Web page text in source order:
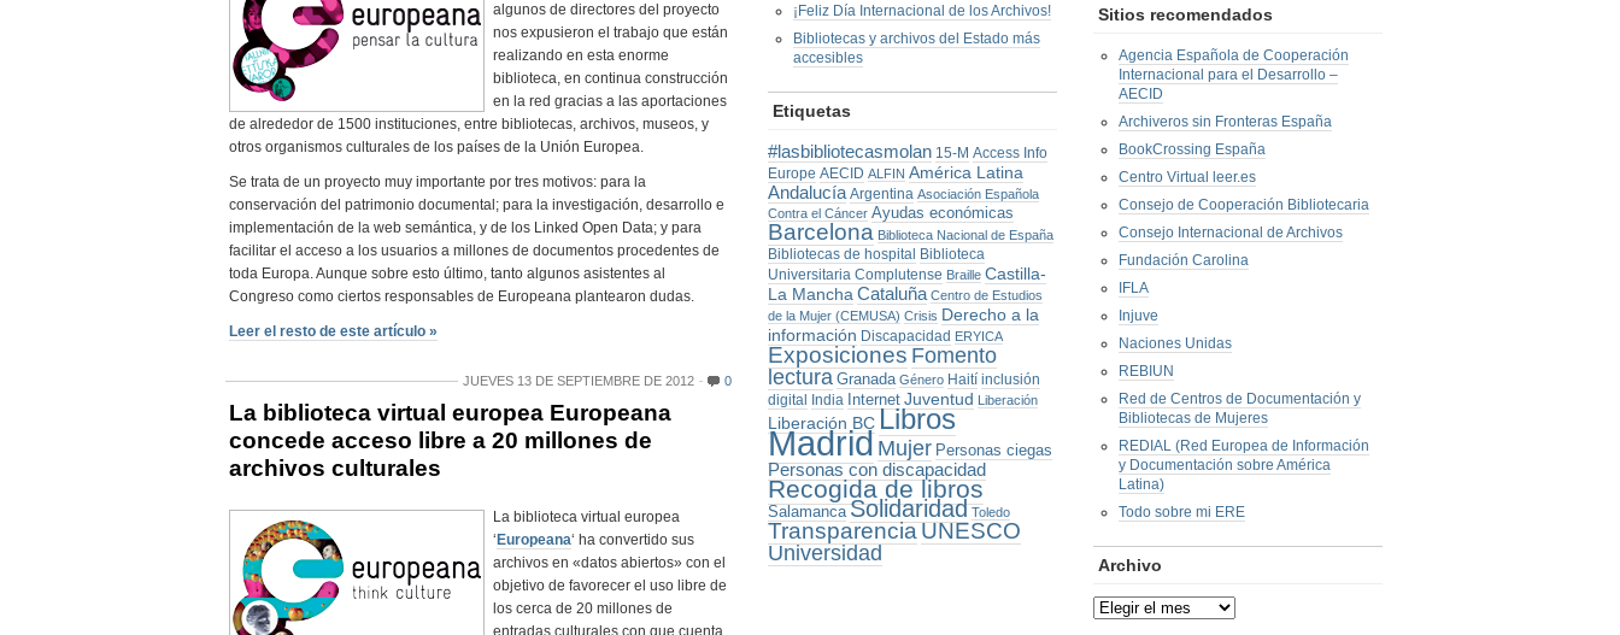
algunos de directores del proyecto
nos expusieron el trabajo que están
realizando en esta enorme
biblioteca, en continua construcción
en la red gracias a las aportaciones
de alrededor de 1500 instituciones, entre bibliotecas, archivos, museos, y
otros organismos culturales de los países de la Unión Europea.
Se trata de un proyecto muy importante por tres motivos: para la
conservación del patrimonio documental; para la investigación, desarrollo e
implementación de la web semántica, y de los Linked Open Data; y para
facilitar el acceso a los usuarios a millones de documentos procedentes de
toda Europa. Aunque sobre esto último, tanto algunos asistentes al
Congreso como ciertos responsables de Europeana plantearon dudas.
Leer el resto de este artículo »
JUEVES 13 DE SEPTIEMBRE DE 2012 0
La biblioteca virtual europea Europeana
concede acceso libre a 20 millones de
archivos culturales
La biblioteca virtual europea
‘ Europeana‘ ha convertido sus
archivos en «datos abiertos» con el
objetivo de favorecer el uso libre de
los cerca de 20 millones de
entradas culturales con que cuenta,
¡Feliz Día Internacional de los Archivos!
Bibliotecas y archivos del Estado más
accesibles
Etiquetas
#lasbibliotecasmolan 15-M Access Info
Europe AECID ALFIN América Latina
Andalucía Argentina Asociación Española
Contra el Cáncer Ayudas económicas
Barcelona Biblioteca Nacional de España
Bibliotecas de hospital Biblioteca
Universitaria Complutense Braille Castilla-
La Mancha Cataluña Centro de Estudios
de la Mujer (CEMUSA) Crisis Derecho a la
información Discapacidad ERYICA
Exposiciones Fomento
lectura Granada Género Haití inclusión
digital
India Internet Juventud Liberación
Liberación BCLibros
Madrid Mujer Personas ciegas
Personas con discapacidad
Recogida de libros
Salamanca Solidaridad Toledo
TransparenciaUNESCO
Universidad
Sitios recomendados
Agencia Española de Cooperación
Internacional para el Desarrollo –
AECID
Archiveros sin Fronteras España
BookCrossing España
Centro Virtual leer.es
Consejo de Cooperación Bibliotecaria
Consejo Internacional de Archivos
Fundación Carolina
IFLA
Injuve
Naciones Unidas
REBIUN
Red de Centros de Documentación y
Bibliotecas de Mujeres
REDIAL (Red Europea de Información
y Documentación sobre América
Latina)
Todo sobre mi ERE
Archivo
Archivo